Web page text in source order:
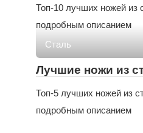
Топ-10 лучших ножей из
подробным описанием
Сталь
Лучшие ножи из
Топ-5 лучших ножей из
подробным описанием